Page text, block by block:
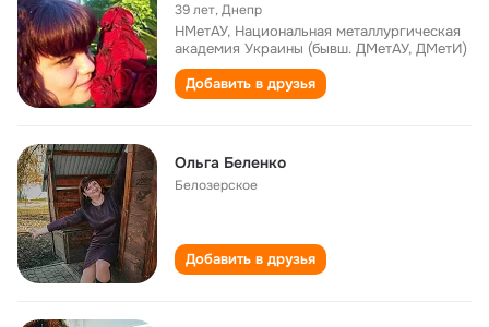
39 лет,Днепр
НМетАУ, Национальная металлургическая
академия Украины (бывш. ДМетАУ, ДМетИ)
Добавить в друзья
Ольга Беленко
Белозерское
Добавить в друзья